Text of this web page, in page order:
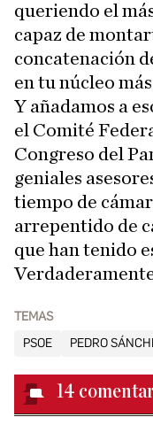
queriendo el
capaz de
concatenación
en tu núcleo
Y añadamos a
el Comité
Congreso del
geniales
tiempo de
arrepentido de
que han tenido
TEMAS
PSOE
PEDRO
14